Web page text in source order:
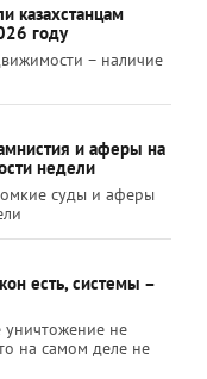
казахстанцам
году
– наличие
и аферы на
недели
суды и аферы
есть, системы –
уничтожение не
на самом деле не